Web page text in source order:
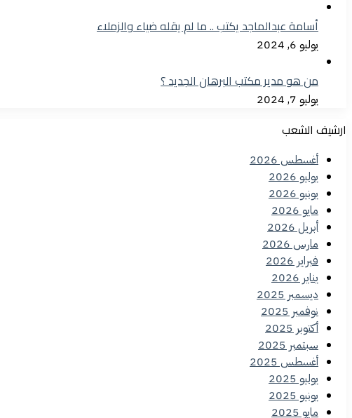
أسامة عبدالماجد يكتب .. ما لم يقله ضياء والزملاء
يوليو 6, 2024
من هو مدير مكتب البرهان الجديد ؟
يوليو 7, 2024
ارشيف الشعب
أغسطس 2026
يوليو 2026
يونيو 2026
مايو 2026
أبريل 2026
مارس 2026
فبراير 2026
يناير 2026
ديسمبر 2025
نوفمبر 2025
أكتوبر 2025
سبتمبر 2025
أغسطس 2025
يوليو 2025
يونيو 2025
مايو 2025